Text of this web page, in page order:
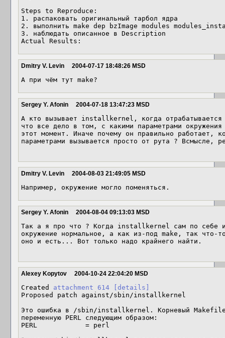
Steps to Reproduce:
1. распаковать оригинальный тарбол ядра
2. выполнить make dep bzImage modules
3. наблюдать описанное в Description
Actual Results:
Dmitry V. Levin 2004-07-17 18:48:26 MSD
А при чём тут make?
Sergey Y. Afonin 2004-07-18 13:47:23 MSD
А кто вызывает installkernel, когда
что все дело в том, с какими параметрами
этот момент. Иначе почему он правильно работает,
параметрами вызывается просто от рута ?
Dmitry V. Levin 2004-08-03 21:49:05 MSD
Например, окружение могло поменяться.
Sergey Y. Afonin 2004-08-04 09:13:03 MSD
Так а я про что ? Когда installkernel сам по себе
окружение нормальное, а как из-под make, так
оно и есть... Вот только надо крайнего найти.
Alexey Kopytov 2004-10-24 22:04:20 MSD
Created attachment 614
[details]
Proposed patch against/sbin/installkernel
Это ошибка в /sbin/installkernel. Корневый Makefile
переменную PERL следующим образом:
PERL		= perl